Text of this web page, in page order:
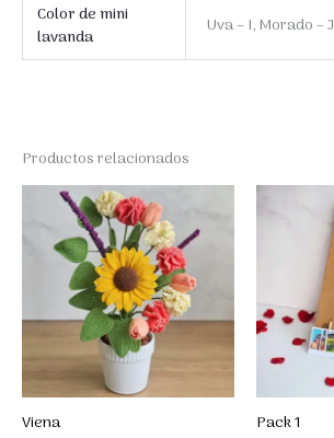
Color de mini
lavanda
Uva – I, Morado – J
Productos relacionados
Viena Pack 1